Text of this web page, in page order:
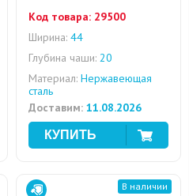
Код товара: 29500
Ширина: 44
Глубина чаши: 20
Материал: Нержавеющая
сталь
Доставим: 11.08.2026
В наличии